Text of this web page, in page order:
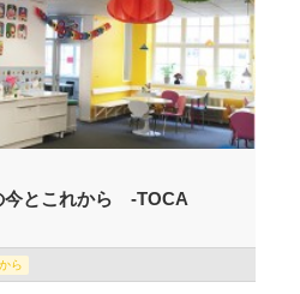
今とこれから -TOCA
ら